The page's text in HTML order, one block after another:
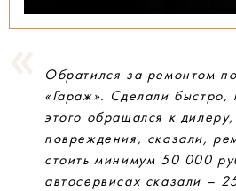
Обратился за ремонтом
«Гараж». Сделали быстро,
этого обращался к
повреждения, сказали,
стоить минимум 50 000
автосервисах сказали –